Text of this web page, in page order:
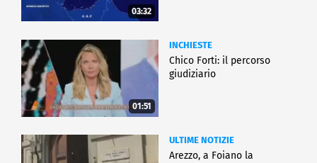
03:32
01:51
INCHIESTE
Chico Forti: il percorso
giudiziario
ULTIME NOTIZIE
Arezzo, a Foiano la